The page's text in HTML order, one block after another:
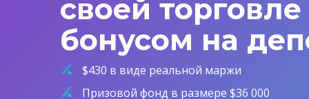
Нефть и
своей торговле
бонусом на
$430 в виде реальной маржи
Призовой фонд в размере $36 000